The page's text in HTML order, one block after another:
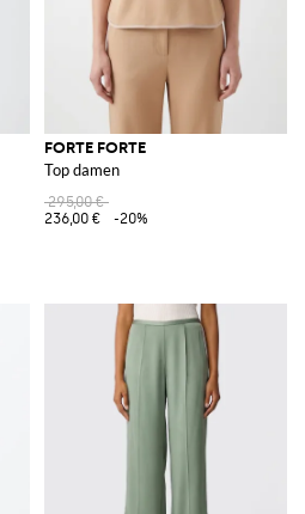
FORTE FORTE
Top damen
295,00 €
236,00 €
-20%